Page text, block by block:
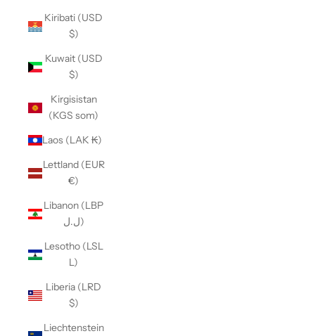
Kiribati (USD
$)
Kuwait (USD
$)
Kirgisistan
(KGS som)
Laos (LAK ₭)
Lettland (EUR
€)
Libanon (LBP
ل.ل)
Lesotho (LSL
L)
Liberia (LRD
$)
Liechtenstein